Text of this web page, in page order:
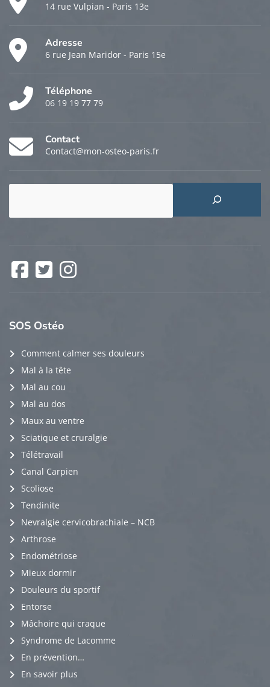
14 rue Vulpian - Paris 13e
Adresse
6 rue Jean Maridor - Paris 15e
Téléphone
06 19 19 77 79
Contact
Contact@mon-osteo-paris.fr
Facebook
SOS Ostéo
Comment calmer ses douleurs
Mal à la tête
Mal au cou
Mal au dos
Maux au ventre
Sciatique et cruralgie
Télétravail
Canal Carpien
Scoliose
Tendinite
Nevralgie cervicobrachiale – NCB
Arthrose
Endométriose
Mieux dormir
Douleurs du sportif
Entorse
Mâchoire qui craque
Syndrome de Lacomme
En prévention…
En savoir plus